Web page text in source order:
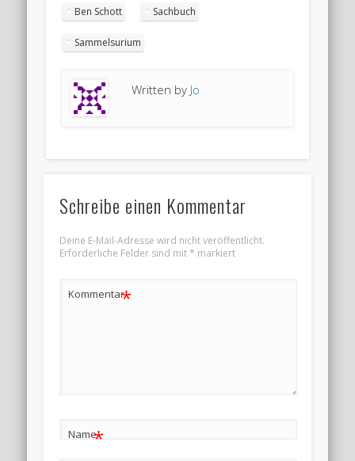
Ben Schott Sachbuch
Sammelsurium
Written by Jo
Schreibe einen Kommentar
Deine E-Mail-Adresse wird nicht veröffentlicht.
Erforderliche Felder sind mit* markiert
Kommentar*
Name*